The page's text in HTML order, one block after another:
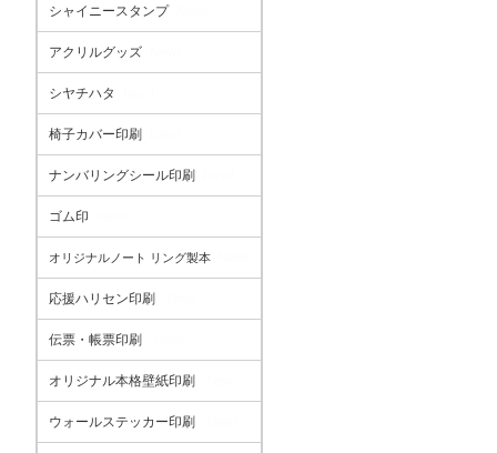
シャイニースタンプ
アクリルグッズ
シヤチハタ
椅子カバー印刷
ナンバリングシール印刷
ゴム印
オリジナルノート リング製本
応援ハリセン印刷
伝票・帳票印刷
オリジナル本格壁紙印刷
ウォールステッカー印刷